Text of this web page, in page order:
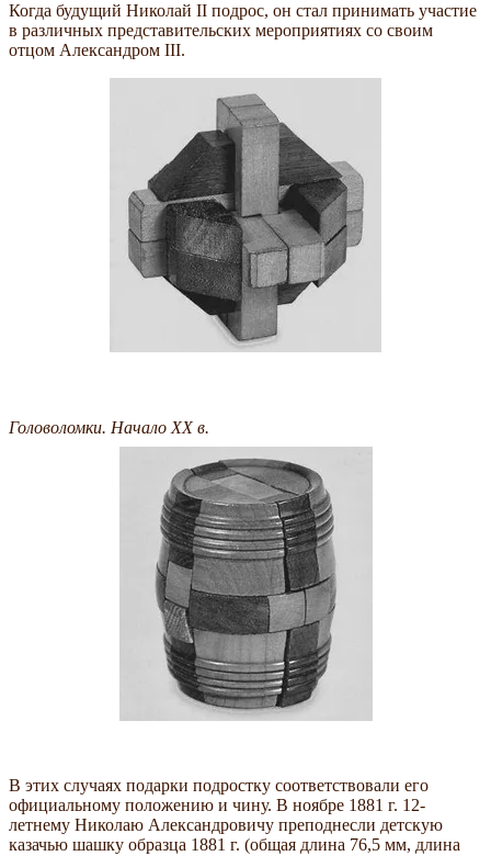
Когда будущий Николай II подрос, он стал принимать участие
в различных представительских мероприятиях со своим
отцом Александром III.
Головоломки. Начало XX в.
В этих случаях подарки подростку соответствовали его
официальному положению и чину. В ноябре 1881 г. 12-
летнему Николаю Александровичу преподнесли детскую
казачью шашку образца 1881 г. (общая длина 76,5 мм, длина